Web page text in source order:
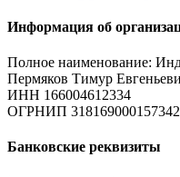
Информация об
Полное наименование:
Пермяков Тимур
ИНН 166004612334
ОГРНИП 318169000157342
Банковские реквизиты